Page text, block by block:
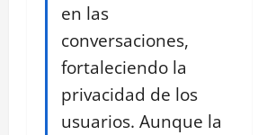
en las
conversaciones,
fortaleciendo la
privacidad de los
usuarios. Aunque la